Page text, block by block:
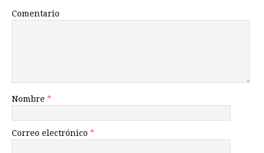
Comentario
Nombre *
Correo electrónico *